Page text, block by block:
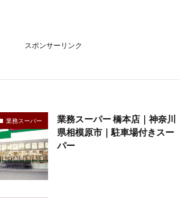
スポンサーリンク
業務スーパー
業務スーパー 橋本店｜神奈川
県相模原市｜駐車場付きスー
パー